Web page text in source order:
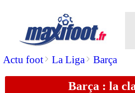
Actu foot> La Liga> Barça
Barça : la
PSG: Neymar,
07/09 L1
07/09 OM: Drogba